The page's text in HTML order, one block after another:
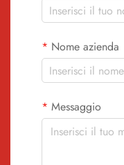
Nome azienda
Messaggio